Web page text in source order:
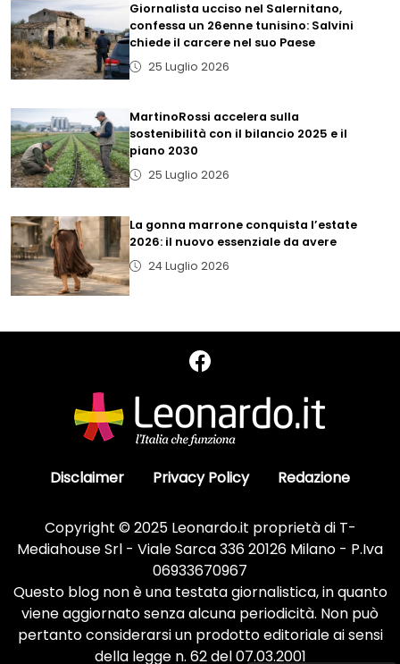
Giornalista ucciso nel Salernitano,
confessa un 26enne tunisino: Salvini
chiede il carcere nel suo Paese
25 Luglio 2026
MartinoRossi accelera sulla
sostenibilità con il bilancio 2025 e il
piano 2030
25 Luglio 2026
La gonna marrone conquista l’estate
2026: il nuovo essenziale da avere
24 Luglio 2026
Disclaimer Privacy Policy Redazione
Copyright © 2025 Leonardo.it proprietà di T-
Mediahouse Srl - Viale Sarca 336 20126 Milano - P.Iva
06933670967
Questo blog non è una testata giornalistica, in quanto
viene aggiornato senza alcuna periodicità. Non può
pertanto considerarsi un prodotto editoriale ai sensi
della legge n. 62 del 07.03.2001